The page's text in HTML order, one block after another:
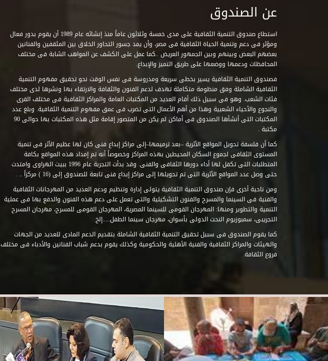
عن الصندوق
استطاع صندوق التنمية الثقافية على مدى خمسة وثلاثون عاماً منذ إنشائه عام 1989 أن يقوم بدور فعال
ومؤثر فى دعم وتنمية الحياة الثقافية فى مصر، وأن يمد جسور التحاور الخلاق بين المثقفين والفنانين
بعضهم البعض وبينهم وبين الجمهور العريض ..كما عمل على الكشف عن المواهب الشابة فى مختلف
المحافظات ودعمها ووضعها على طريق التميز والإبداع.
فصندوق التنمية الثقافية يسير بخطى سريعة ومدروسة فى نفس الوقت نحو تحقيق مفهوم التنمية
الثقافية الشاملة وفق منظومة متكاملة تهدف لدعم الفنون والثقافة والارتقاء بها ونشرها لدى مختلف
فئات الشعب. وهو فى سبيل ذلك أقام العديد من المكتبات العامة والمراكز الثقافية فى مختلف القرى
والنجوع والأحياء الشعبية وهذا من أهم الأعمال التى تضرب فى عمق مفهوم التنمية الثقافية. وبلغ عدد
المكتبات التى أنشأها الصندوق فى أماكن لم يكن من المتصور إقامة مثل هذه المكتبات بها حوالى 90
مكتبة .
كما أن فلسفة تحويل المواقع الأثرية –بعد ترميمها–إلى مراكز إبداع فنى كان لها عظيم الأثر فى تنمية
المستوى الثقافى لجموع السكان المحيطين بهذه المراكز وخصوصاً أنه تم إمداد هذه المواقع بكافة
المتطلبات التى تكفل لها أداء دورها الثقافى والفنى. وقد بدأت التجربة عام 1996 ببيت الهراوى وامتدت
حتى وصل عدد المواقع الأثرية التى تم تحويلها إلى مراكز إبداع فنى تابعة للصندوق إلى (16 ) مركزاً .. .
ومن ناحية أخرى فإن صندوق التنمية الثقافية يتولى إدارة وتنظيم ودعم العديد من المهرجانات الثقافية
والفنية فى السينما والمسرح والفنون التشكيلية والتى تعمل على دعم هذه الفنون والدفع بها فى عملية
التنمية والتطوير ومنها: المهرجان القومى للسينما المصرية، المهرجان القومى للمسرح، مهرجان المسرح
التجريبى، سمبوزيوم النحت الدولى بأسوان، مهرجان سينما الطفل.....إلخ
كما يقوم الصندوق فى سبيل تحقيق التنمية الثقافية الشاملة بتقديم الدعم المادى للعديد من الجهات
والهيئات والمراكز الثقافية والفنية الأهلية والحكومية وكذلك يقوم بدعم شباب الفنانين والأدباء فى مختلف
فروع الثقافة.